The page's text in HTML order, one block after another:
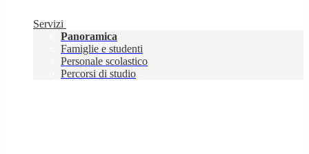
Servizi
Panoramica
Famiglie e studenti
Personale scolastico
Percorsi di studio